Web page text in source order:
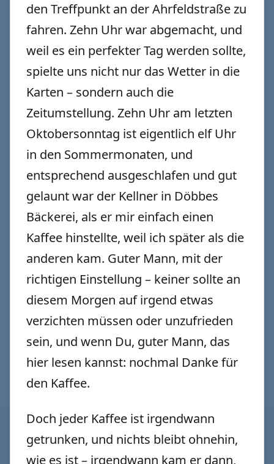
den Treffpunkt an der Ahrfeldstraße zu
fahren. Zehn Uhr war abgemacht, und
weil es ein perfekter Tag werden sollte,
spielte uns nicht nur das Wetter in die
Karten – sondern auch die
Zeitumstellung. Zehn Uhr am letzten
Oktobersonntag ist eigentlich elf Uhr
in den Sommermonaten, und
entsprechend ausgeschlafen und gut
gelaunt war der Kellner in Döbbes
Bäckerei, als er mir einfach einen
Kaffee hinstellte, weil ich später als die
anderen kam. Guter Mann, mit der
richtigen Einstellung – keiner sollte an
diesem Morgen auf irgend etwas
verzichten müssen oder unzufrieden
sein, und wenn Du, guter Mann, das
hier lesen kannst: nochmal Danke für
den Kaffee.
Doch jeder Kaffee ist irgendwann
getrunken, und nichts bleibt ohnehin,
wie es ist – irgendwann kam er dann,